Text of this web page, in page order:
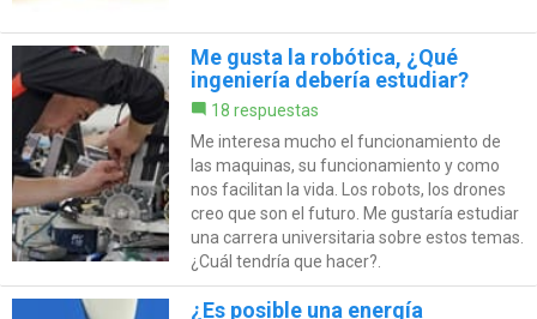
Me gusta la robótica, ¿Qué
ingeniería debería estudiar?
18 respuestas
Me interesa mucho el funcionamiento de
las maquinas, su funcionamiento y como
nos facilitan la vida. Los robots, los drones
creo que son el futuro. Me gustaría estudiar
una carrera universitaria sobre estos temas.
¿Cuál tendría que hacer?.
¿Es posible una energía